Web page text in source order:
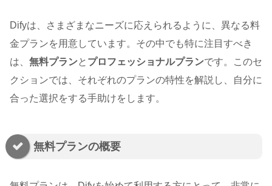
Difyは、さまざまなニーズに応えられるように、異なる料
金プランを用意しています。その中でも特に注目すべき
は、 無料プランと プロフェッショナルプランです。このセ
クションでは、それぞれのプランの特性を解説し、自分に
合った選択をする手助けをします。
無料プランの概要